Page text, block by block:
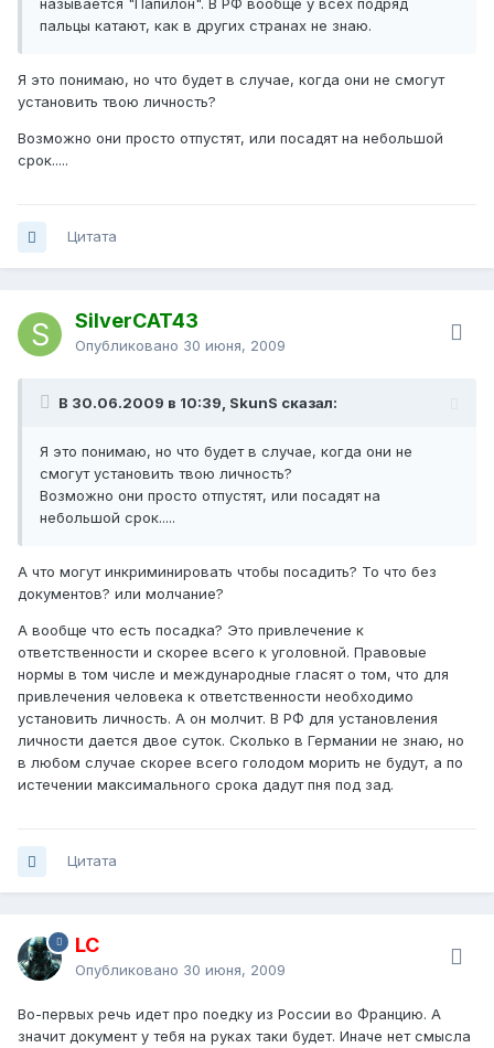
называется "Папилон". В РФ вообще у всех подряд
пальцы катают, как в других странах не знаю.
Я это понимаю, но что будет в случае, когда они не смогут
установить твою личность?
Возможно они просто отпустят, или посадят на небольшой
срок.....
Цитата
SilverCAT43
Опубликовано 30 июня, 2009
В 30.06.2009 в 10:39, SkunS сказал:
Я это понимаю, но что будет в случае, когда они не
смогут установить твою личность?
Возможно они просто отпустят, или посадят на
небольшой срок.....
А что могут инкриминировать чтобы посадить? То что без
документов? или молчание?
А вообще что есть посадка? Это привлечение к
ответственности и скорее всего к уголовной. Правовые
нормы в том числе и международные гласят о том, что для
привлечения человека к ответственности необходимо
установить личность. А он молчит. В РФ для установления
личности дается двое суток. Сколько в Германии не знаю, но
в любом случае скорее всего голодом морить не будут, а по
истечении максимального срока дадут пня под зад.
Цитата
LC
Опубликовано 30 июня, 2009
Во-первых речь идет про поедку из России во Францию. А
значит документ у тебя на руках таки будет. Иначе нет смысла